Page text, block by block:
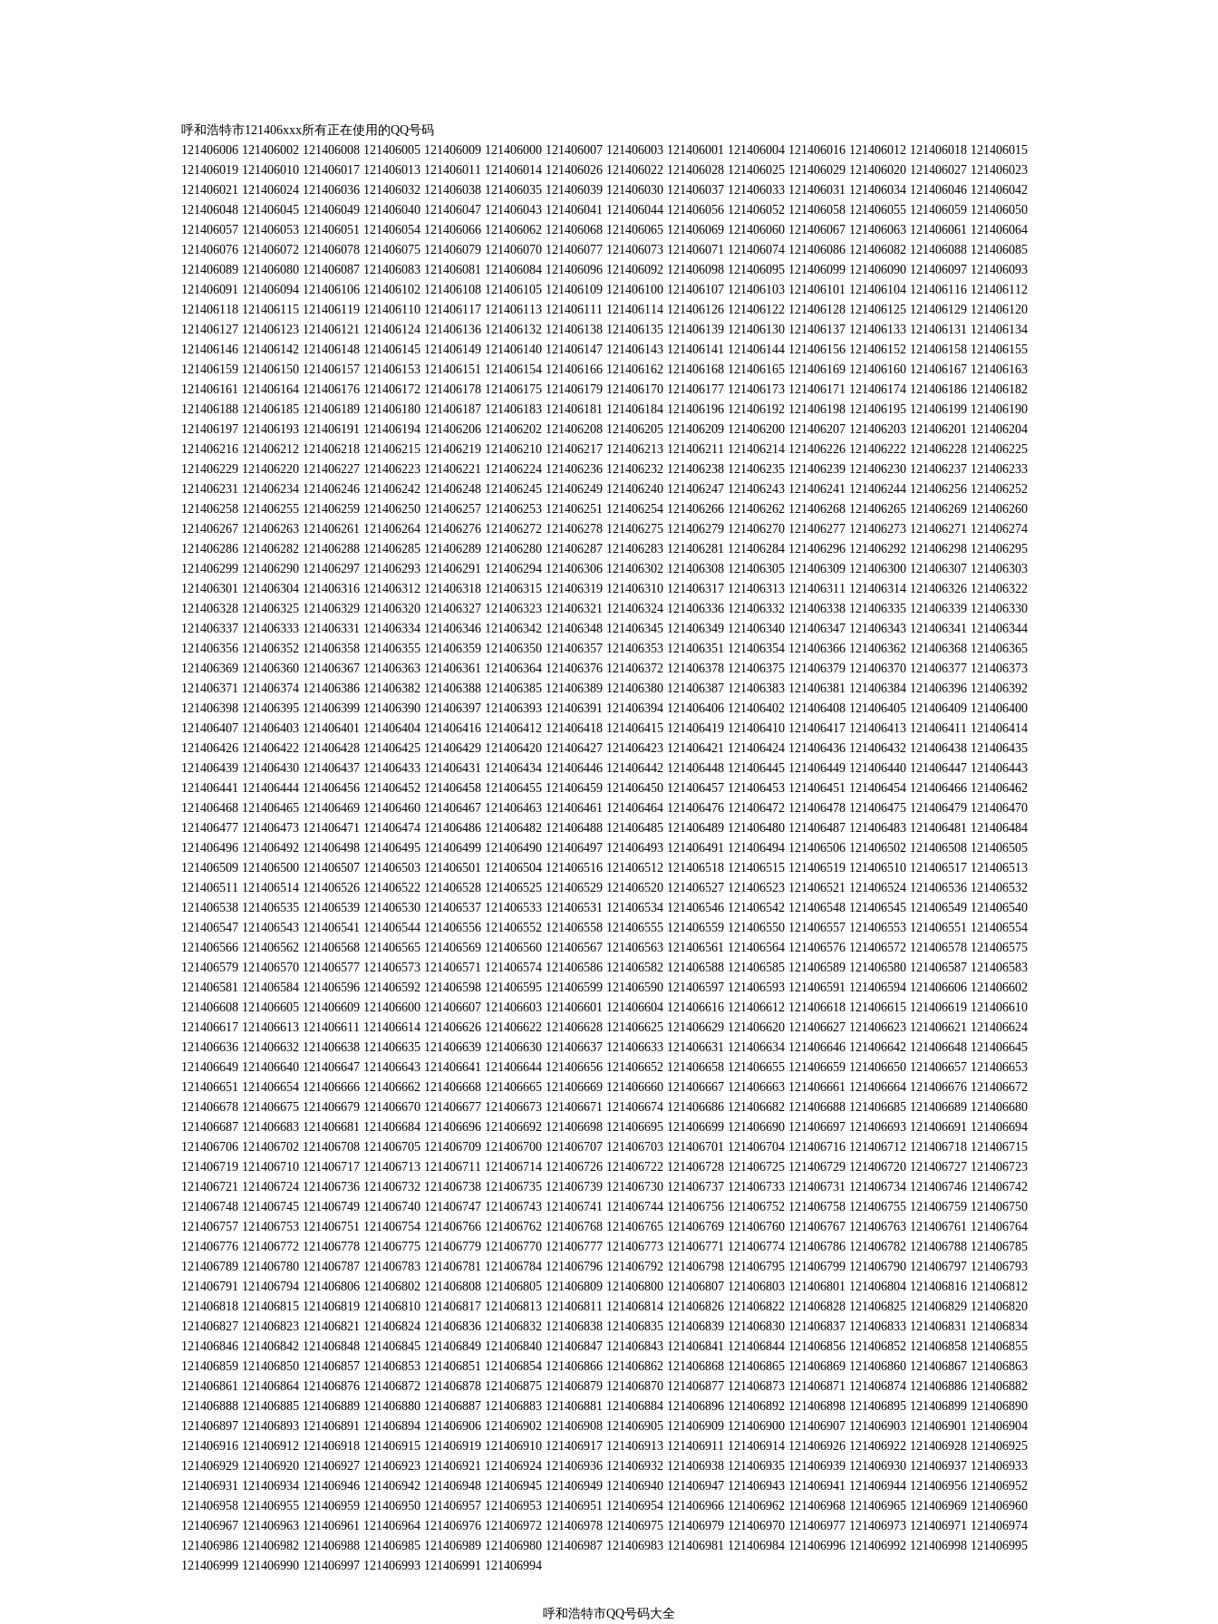
呼和浩特市121406xxx所有正在使用的QQ号码
121406006 121406002 121406008 121406005 121406009 121406000 121406007 121406003 121406001 121406004 121406016 121406012 121406018 121406015
121406019 121406010 121406017 121406013 121406011 121406014 121406026 121406022 121406028 121406025 121406029 121406020 121406027 121406023
121406021 121406024 121406036 121406032 121406038 121406035 121406039 121406030 121406037 121406033 121406031 121406034 121406046 121406042
121406048 121406045 121406049 121406040 121406047 121406043 121406041 121406044 121406056 121406052 121406058 121406055 121406059 121406050
121406057 121406053 121406051 121406054 121406066 121406062 121406068 121406065 121406069 121406060 121406067 121406063 121406061 121406064
121406076 121406072 121406078 121406075 121406079 121406070 121406077 121406073 121406071 121406074 121406086 121406082 121406088 121406085
121406089 121406080 121406087 121406083 121406081 121406084 121406096 121406092 121406098 121406095 121406099 121406090 121406097 121406093
121406091 121406094 121406106 121406102 121406108 121406105 121406109 121406100 121406107 121406103 121406101 121406104 121406116 121406112
121406118 121406115 121406119 121406110 121406117 121406113 121406111 121406114 121406126 121406122 121406128 121406125 121406129 121406120
121406127 121406123 121406121 121406124 121406136 121406132 121406138 121406135 121406139 121406130 121406137 121406133 121406131 121406134
121406146 121406142 121406148 121406145 121406149 121406140 121406147 121406143 121406141 121406144 121406156 121406152 121406158 121406155
121406159 121406150 121406157 121406153 121406151 121406154 121406166 121406162 121406168 121406165 121406169 121406160 121406167 121406163
121406161 121406164 121406176 121406172 121406178 121406175 121406179 121406170 121406177 121406173 121406171 121406174 121406186 121406182
121406188 121406185 121406189 121406180 121406187 121406183 121406181 121406184 121406196 121406192 121406198 121406195 121406199 121406190
121406197 121406193 121406191 121406194 121406206 121406202 121406208 121406205 121406209 121406200 121406207 121406203 121406201 121406204
121406216 121406212 121406218 121406215 121406219 121406210 121406217 121406213 121406211 121406214 121406226 121406222 121406228 121406225
121406229 121406220 121406227 121406223 121406221 121406224 121406236 121406232 121406238 121406235 121406239 121406230 121406237 121406233
121406231 121406234 121406246 121406242 121406248 121406245 121406249 121406240 121406247 121406243 121406241 121406244 121406256 121406252
121406258 121406255 121406259 121406250 121406257 121406253 121406251 121406254 121406266 121406262 121406268 121406265 121406269 121406260
121406267 121406263 121406261 121406264 121406276 121406272 121406278 121406275 121406279 121406270 121406277 121406273 121406271 121406274
121406286 121406282 121406288 121406285 121406289 121406280 121406287 121406283 121406281 121406284 121406296 121406292 121406298 121406295
121406299 121406290 121406297 121406293 121406291 121406294 121406306 121406302 121406308 121406305 121406309 121406300 121406307 121406303
121406301 121406304 121406316 121406312 121406318 121406315 121406319 121406310 121406317 121406313 121406311 121406314 121406326 121406322
121406328 121406325 121406329 121406320 121406327 121406323 121406321 121406324 121406336 121406332 121406338 121406335 121406339 121406330
121406337 121406333 121406331 121406334 121406346 121406342 121406348 121406345 121406349 121406340 121406347 121406343 121406341 121406344
121406356 121406352 121406358 121406355 121406359 121406350 121406357 121406353 121406351 121406354 121406366 121406362 121406368 121406365
121406369 121406360 121406367 121406363 121406361 121406364 121406376 121406372 121406378 121406375 121406379 121406370 121406377 121406373
121406371 121406374 121406386 121406382 121406388 121406385 121406389 121406380 121406387 121406383 121406381 121406384 121406396 121406392
121406398 121406395 121406399 121406390 121406397 121406393 121406391 121406394 121406406 121406402 121406408 121406405 121406409 121406400
121406407 121406403 121406401 121406404 121406416 121406412 121406418 121406415 121406419 121406410 121406417 121406413 121406411 121406414
121406426 121406422 121406428 121406425 121406429 121406420 121406427 121406423 121406421 121406424 121406436 121406432 121406438 121406435
121406439 121406430 121406437 121406433 121406431 121406434 121406446 121406442 121406448 121406445 121406449 121406440 121406447 121406443
121406441 121406444 121406456 121406452 121406458 121406455 121406459 121406450 121406457 121406453 121406451 121406454 121406466 121406462
121406468 121406465 121406469 121406460 121406467 121406463 121406461 121406464 121406476 121406472 121406478 121406475 121406479 121406470
121406477 121406473 121406471 121406474 121406486 121406482 121406488 121406485 121406489 121406480 121406487 121406483 121406481 121406484
121406496 121406492 121406498 121406495 121406499 121406490 121406497 121406493 121406491 121406494 121406506 121406502 121406508 121406505
121406509 121406500 121406507 121406503 121406501 121406504 121406516 121406512 121406518 121406515 121406519 121406510 121406517 121406513
121406511 121406514 121406526 121406522 121406528 121406525 121406529 121406520 121406527 121406523 121406521 121406524 121406536 121406532
121406538 121406535 121406539 121406530 121406537 121406533 121406531 121406534 121406546 121406542 121406548 121406545 121406549 121406540
121406547 121406543 121406541 121406544 121406556 121406552 121406558 121406555 121406559 121406550 121406557 121406553 121406551 121406554
121406566 121406562 121406568 121406565 121406569 121406560 121406567 121406563 121406561 121406564 121406576 121406572 121406578 121406575
121406579 121406570 121406577 121406573 121406571 121406574 121406586 121406582 121406588 121406585 121406589 121406580 121406587 121406583
121406581 121406584 121406596 121406592 121406598 121406595 121406599 121406590 121406597 121406593 121406591 121406594 121406606 121406602
121406608 121406605 121406609 121406600 121406607 121406603 121406601 121406604 121406616 121406612 121406618 121406615 121406619 121406610
121406617 121406613 121406611 121406614 121406626 121406622 121406628 121406625 121406629 121406620 121406627 121406623 121406621 121406624
121406636 121406632 121406638 121406635 121406639 121406630 121406637 121406633 121406631 121406634 121406646 121406642 121406648 121406645
121406649 121406640 121406647 121406643 121406641 121406644 121406656 121406652 121406658 121406655 121406659 121406650 121406657 121406653
121406651 121406654 121406666 121406662 121406668 121406665 121406669 121406660 121406667 121406663 121406661 121406664 121406676 121406672
121406678 121406675 121406679 121406670 121406677 121406673 121406671 121406674 121406686 121406682 121406688 121406685 121406689 121406680
121406687 121406683 121406681 121406684 121406696 121406692 121406698 121406695 121406699 121406690 121406697 121406693 121406691 121406694
121406706 121406702 121406708 121406705 121406709 121406700 121406707 121406703 121406701 121406704 121406716 121406712 121406718 121406715
121406719 121406710 121406717 121406713 121406711 121406714 121406726 121406722 121406728 121406725 121406729 121406720 121406727 121406723
121406721 121406724 121406736 121406732 121406738 121406735 121406739 121406730 121406737 121406733 121406731 121406734 121406746 121406742
121406748 121406745 121406749 121406740 121406747 121406743 121406741 121406744 121406756 121406752 121406758 121406755 121406759 121406750
121406757 121406753 121406751 121406754 121406766 121406762 121406768 121406765 121406769 121406760 121406767 121406763 121406761 121406764
121406776 121406772 121406778 121406775 121406779 121406770 121406777 121406773 121406771 121406774 121406786 121406782 121406788 121406785
121406789 121406780 121406787 121406783 121406781 121406784 121406796 121406792 121406798 121406795 121406799 121406790 121406797 121406793
121406791 121406794 121406806 121406802 121406808 121406805 121406809 121406800 121406807 121406803 121406801 121406804 121406816 121406812
121406818 121406815 121406819 121406810 121406817 121406813 121406811 121406814 121406826 121406822 121406828 121406825 121406829 121406820
121406827 121406823 121406821 121406824 121406836 121406832 121406838 121406835 121406839 121406830 121406837 121406833 121406831 121406834
121406846 121406842 121406848 121406845 121406849 121406840 121406847 121406843 121406841 121406844 121406856 121406852 121406858 121406855
121406859 121406850 121406857 121406853 121406851 121406854 121406866 121406862 121406868 121406865 121406869 121406860 121406867 121406863
121406861 121406864 121406876 121406872 121406878 121406875 121406879 121406870 121406877 121406873 121406871 121406874 121406886 121406882
121406888 121406885 121406889 121406880 121406887 121406883 121406881 121406884 121406896 121406892 121406898 121406895 121406899 121406890
121406897 121406893 121406891 121406894 121406906 121406902 121406908 121406905 121406909 121406900 121406907 121406903 121406901 121406904
121406916 121406912 121406918 121406915 121406919 121406910 121406917 121406913 121406911 121406914 121406926 121406922 121406928 121406925
121406929 121406920 121406927 121406923 121406921 121406924 121406936 121406932 121406938 121406935 121406939 121406930 121406937 121406933
121406931 121406934 121406946 121406942 121406948 121406945 121406949 121406940 121406947 121406943 121406941 121406944 121406956 121406952
121406958 121406955 121406959 121406950 121406957 121406953 121406951 121406954 121406966 121406962 121406968 121406965 121406969 121406960
121406967 121406963 121406961 121406964 121406976 121406972 121406978 121406975 121406979 121406970 121406977 121406973 121406971 121406974
121406986 121406982 121406988 121406985 121406989 121406980 121406987 121406983 121406981 121406984 121406996 121406992 121406998 121406995
121406999 121406990 121406997 121406993 121406991 121406994
呼和浩特市QQ号码大全